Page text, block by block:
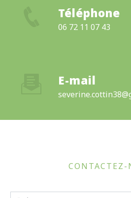
Téléphone
06 72 11 07 43
E-mail
CONTACTEZ-